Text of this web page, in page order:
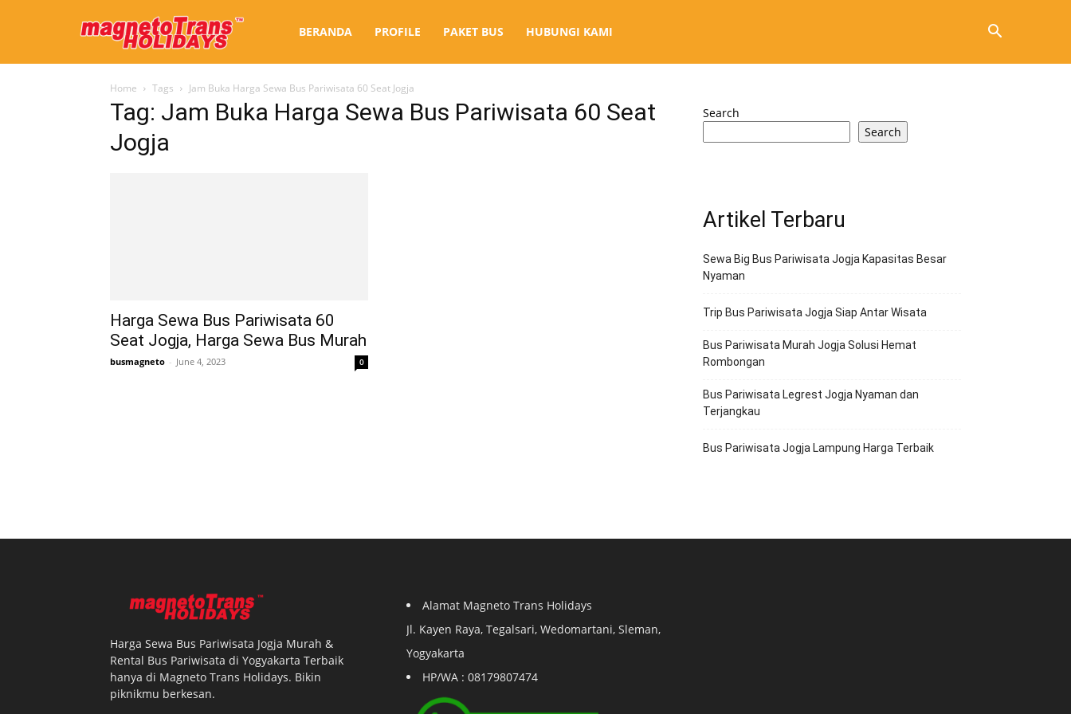
Bus
BERANDA PROFILE PAKET BUS HUBUNGI KAMI
Home Tags Jam Buka Harga Sewa Bus Pariwisata 60 Seat Jogja
Tag: Jam Buka Harga Sewa Bus Pariwisata 60 Seat
Jogja
Harga Sewa Bus Pariwisata 60
Seat Jogja, Harga Sewa Bus Murah
busmagneto - June 4, 2023 0
Search
Search
Artikel Terbaru
Sewa Big Bus Pariwisata Jogja Kapasitas Besar
Nyaman
Trip Bus Pariwisata Jogja Siap Antar Wisata
Bus Pariwisata Murah Jogja Solusi Hemat
Rombongan
Bus Pariwisata Legrest Jogja Nyaman dan
Terjangkau
Bus Pariwisata Jogja Lampung Harga Terbaik
Harga Sewa Bus Pariwisata Jogja Murah &
Rental Bus Pariwisata di Yogyakarta Terbaik
hanya di Magneto Trans Holidays. Bikin
piknikmu berkesan.
Alamat Magneto Trans Holidays
Jl. Kayen Raya, Tegalsari, Wedomartani, Sleman,
Yogyakarta
HP/WA : 08179807474